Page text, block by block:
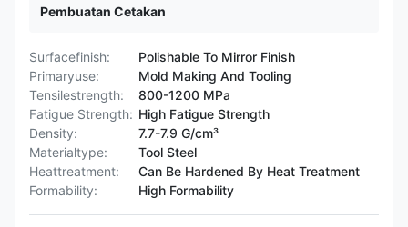
Pembuatan Cetakan
Surfacefinish:
Polishable To Mirror Finish
Primaryuse:
Mold Making And Tooling
Tensilestrength:
800-1200 MPa
Fatigue Strength: High Fatigue Strength
Density:
7.7-7.9 G/cm³
Materialtype:
Tool Steel
Heattreatment:
Can Be Hardened By Heat Treatment
Formability:
High Formability